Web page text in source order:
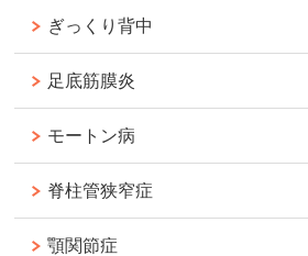
ぎっくり背中
足底筋膜炎
モートン病
脊柱管狭窄症
顎関節症